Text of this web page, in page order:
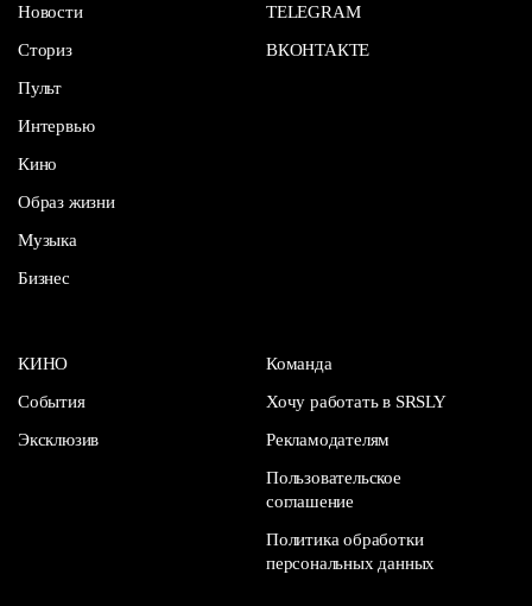
Новости
Сториз
Пульт
Интервью
Кино
Образ жизни
Музыка
Бизнес
TELEGRAM
ВКОНТАКТЕ
КИНО
События
Эксклюзив
Команда
Хочу работать в SRSLY
Рекламодателям
Пользовательское
соглашение
Политика обработки
персональных данных